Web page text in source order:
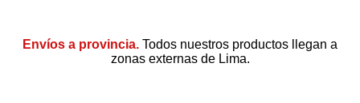
Envíos a provincia. Todos nuestros productos llegan a
zonas externas de Lima.